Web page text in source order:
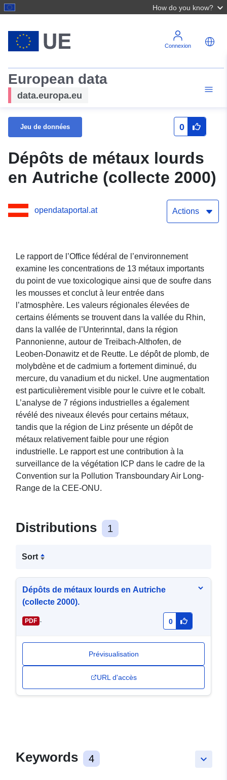
How do you know?
Connexion
European data
data.europa.eu
Jeu de données 0
Dépôts de métaux lourds
en Autriche (collecte 2000)
opendataportal.at Actions
Le rapport de l’Office fédéral de l’environnement
examine les concentrations de 13 métaux importants
du point de vue toxicologique ainsi que de soufre dans
les mousses et conclut à leur entrée dans
l’atmosphère. Les valeurs régionales élevées de
certains éléments se trouvent dans la vallée du Rhin,
dans la vallée de l’Unterinntal, dans la région
Pannonienne, autour de Treibach-Althofen, de
Leoben-Donawitz et de Reutte. Le dépôt de plomb, de
molybdène et de cadmium a fortement diminué, du
mercure, du vanadium et du nickel. Une augmentation
est particulièrement visible pour le cuivre et le cobalt.
L’analyse de 7 régions industrielles a également
révélé des niveaux élevés pour certains métaux,
tandis que la région de Linz présente un dépôt de
métaux relativement faible pour une région
industrielle. Le rapport est une contribution à la
surveillance de la végétation ICP dans le cadre de la
Convention sur la Pollution Transboundary Air Long-
Range de la CEE-ONU.
Distributions 1
Sort
Dépôts de métaux lourds en Autriche
(collecte 2000).
PDF - 0
Prévisualisation
URL d'accès
keyboard_arrow_down
Keywords 4